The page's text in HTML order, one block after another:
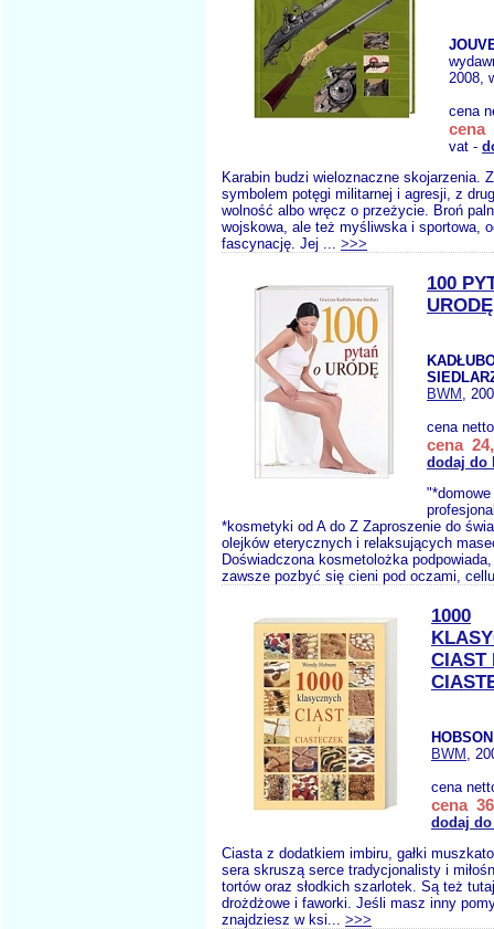
2008,
cena
cena
vat -
Karabin budzi wieloznaczne skojarzenia.
symbolem potęgi militarnej i agresji, z
wolność albo wręcz o przeżycie. Broń
wojskowa, ale też myśliwska i sportowa,
fascynację. Jej ... >>>
100
URODĘ
BWM ,
cena
cena
dodaj do
*kosmetyki od A do Z Zaproszenie do
olejków eterycznych i relaksujących
Doświadczona kosmetolożka
zawsze pozbyć się cieni pod oczami,
1000
CIAST
BWM ,
cena
cena
dodaj
Ciasta z dodatkiem imbiru, gałki
sera skruszą serce tradycjonalisty i
tortów oraz słodkich szarlotek. Są też
drożdżowe i faworki. Jeśli masz inny
znajdziesz w ksi... >>>